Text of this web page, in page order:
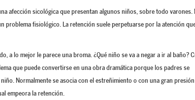
afección sicológica que presentan algunos niños, sobre todo varones.
problema fisiológico. La retención suele perpetuarse por la atención
a lo mejor le parece una broma. ¿Qué niño se va a negar a ir al baño?
que puede convertirse en una obra dramática porque los padres se
Normalmente se asocia con el estreñimiento o con una gran
empeora la retención.